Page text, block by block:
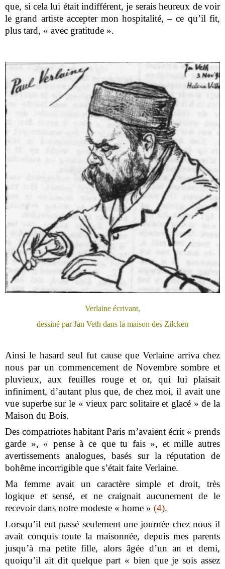
que, si cela lui était indifférent, je serais heureux de voir
le grand artiste accepter mon hospitalité, – ce qu’il fit,
plus tard, « avec gratitude ».
Verlaine écrivant,
dessiné par Jan Veth dans la maison des Zilcken
Ainsi le hasard seul fut cause que Verlaine arriva chez
nous par un commencement de Novembre sombre et
pluvieux, aux feuilles rouge et or, qui lui plaisait
infiniment, d’autant plus que, de chez moi, il avait une
vue superbe sur le « vieux parc solitaire et glacé » de la
Maison du Bois.
Des compatriotes habitant Paris m’avaient écrit « prends
garde », « pense à ce que tu fais », et mille autres
avertissements analogues, basés sur la réputation de
bohême incorrigible que s’était faite Verlaine.
Ma femme avait un caractère simple et droit, très
logique et sensé, et ne craignait aucunement de le
recevoir dans notre modeste « home »(4).
Lorsqu’il eut passé seulement une journée chez nous il
avait conquis toute la maisonnée, depuis mes parents
jusqu’à ma petite fille, alors âgée d’un an et demi,
quoiqu’il ait dit quelque part « bien que je sois assez